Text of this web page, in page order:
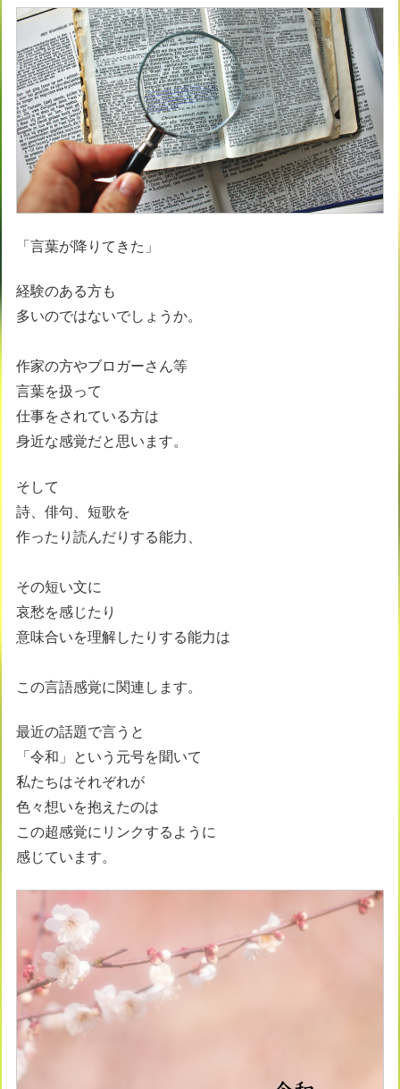
「言葉が降りてきた」
経験のある方も
多いのではないでしょうか。
作家の方やブロガーさん等
言葉を扱って
仕事をされている方は
身近な感覚だと思います。
そして
詩、俳句、短歌を
作ったり読んだりする能力、
その短い文に
哀愁を感じたり
意味合いを理解したりする能力は
この言語感覚に関連します。
最近の話題で言うと
「令和」という元号を聞いて
私たちはそれぞれが
色々想いを抱えたのは
この超感覚にリンクするように
感じています。